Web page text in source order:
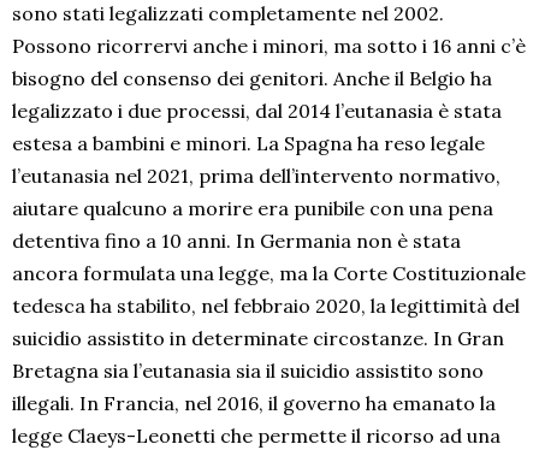
sono stati legalizzati completamente nel 2002.
Possono ricorrervi anche i minori, ma sotto i 16 anni c’è
bisogno del consenso dei genitori. Anche il Belgio ha
legalizzato i due processi, dal 2014 l’eutanasia è stata
estesa a bambini e minori. La Spagna ha reso legale
l’eutanasia nel 2021, prima dell’intervento normativo,
aiutare qualcuno a morire era punibile con una pena
detentiva fino a 10 anni. In Germania non è stata
ancora formulata una legge, ma la Corte Costituzionale
tedesca ha stabilito, nel febbraio 2020, la legittimità del
suicidio assistito in determinate circostanze. In Gran
Bretagna sia l’eutanasia sia il suicidio assistito sono
illegali. In Francia, nel 2016, il governo ha emanato la
legge Claeys-Leonetti che permette il ricorso ad una